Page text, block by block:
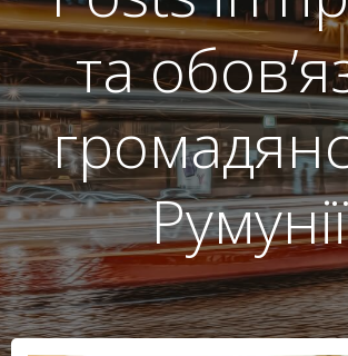
та
Румунії